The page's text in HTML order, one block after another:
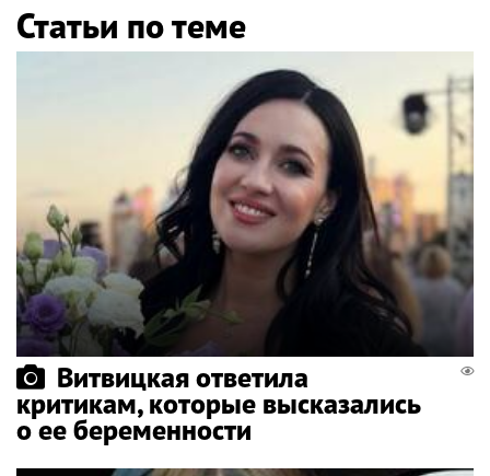
Статьи по теме
Витвицкая ответила
критикам, которые высказались
о ее беременности